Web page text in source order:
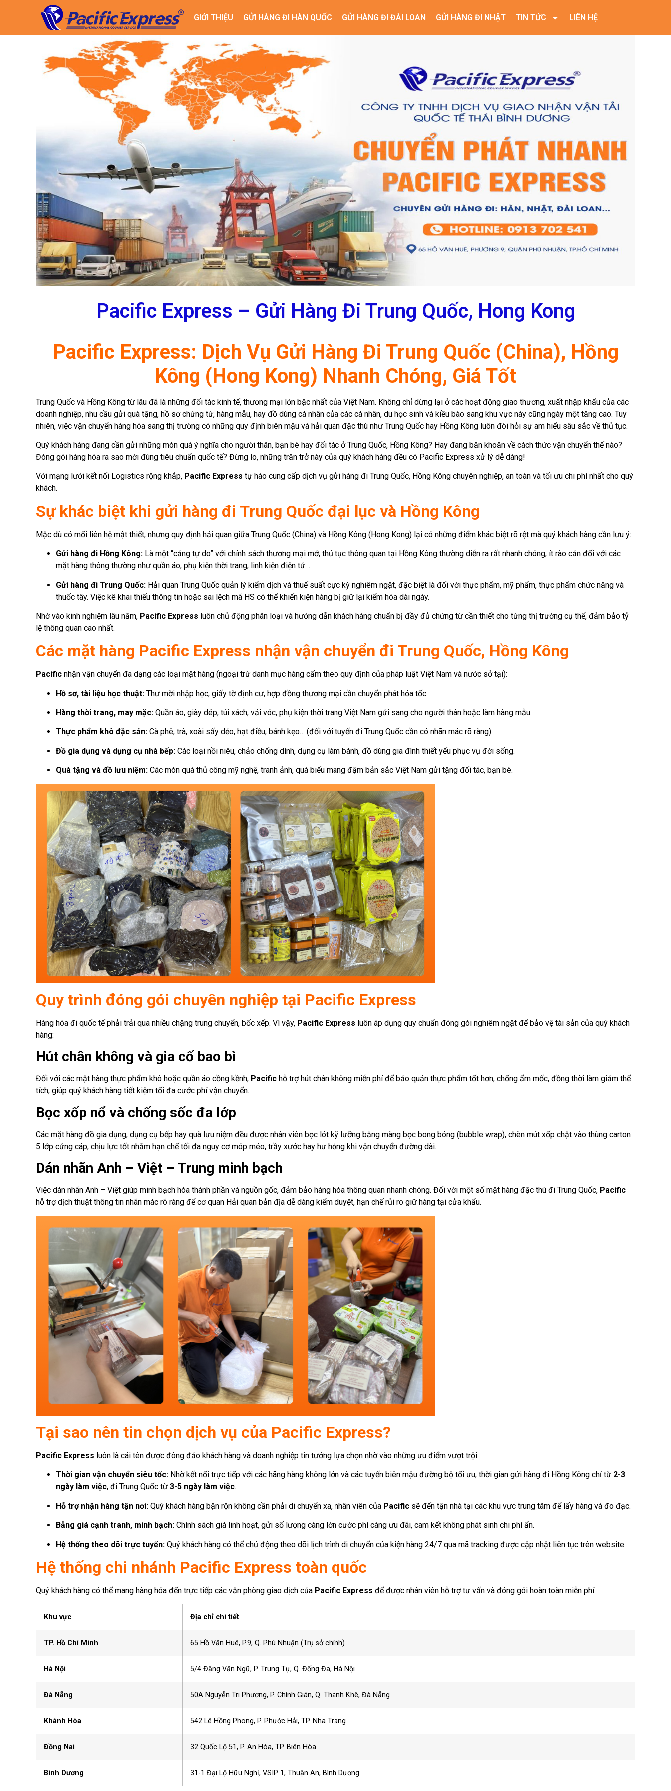
GIỚI THIỆU GỬI HÀNG ĐI HÀN QUỐC GỬI HÀNG ĐI ĐÀI LOAN GỬI HÀNG ĐI NHẬT TIN TỨC LIÊN HỆ
Pacific Express – Gửi Hàng Đi Trung Quốc, Hong Kong
Pacific Express: Dịch Vụ Gửi Hàng Đi Trung Quốc (China), Hồng
Kông (Hong Kong) Nhanh Chóng, Giá Tốt
Trung Quốc và Hồng Kông từ lâu đã là những đối tác kinh tế, thương mại lớn bậc nhất của Việt Nam. Không chỉ dừng lại ở các hoạt động giao thương, xuất nhập khẩu của các
doanh nghiệp, nhu cầu gửi quà tặng, hồ sơ chứng từ, hàng mẫu, hay đồ dùng cá nhân của các cá nhân, du học sinh và kiều bào sang khu vực này cũng ngày một tăng cao. Tuy
nhiên, việc vận chuyển hàng hóa sang thị trường có những quy định biên mậu và hải quan đặc thù như Trung Quốc hay Hồng Kông luôn đòi hỏi sự am hiểu sâu sắc về thủ tục.
Quý khách hàng đang cần gửi những món quà ý nghĩa cho người thân, bạn bè hay đối tác ở Trung Quốc, Hồng Kông? Hay đang băn khoăn về cách thức vận chuyển thế nào?
Đóng gói hàng hóa ra sao mới đúng tiêu chuẩn quốc tế? Đừng lo, những trăn trở này của quý khách hàng đều có Pacific Express xử lý dễ dàng!
Với mạng lưới kết nối Logistics rộng khắp, Pacific Express tự hào cung cấp dịch vụ gửi hàng đi Trung Quốc, Hồng Kông chuyên nghiệp, an toàn và tối ưu chi phí nhất cho quý
khách.
Sự khác biệt khi gửi hàng đi Trung Quốc đại lục và Hồng Kông
Mặc dù có mối liên hệ mật thiết, nhưng quy định hải quan giữa Trung Quốc (China) và Hồng Kông (Hong Kong) lại có những điểm khác biệt rõ rệt mà quý khách hàng cần lưu ý:
Gửi hàng đi Hồng Kông: Là một “cảng tự do” với chính sách thương mại mở, thủ tục thông quan tại Hồng Kông thường diễn ra rất nhanh chóng, ít rào cản đối với các
mặt hàng thông thường như quần áo, phụ kiện thời trang, linh kiện điện tử…
Gửi hàng đi Trung Quốc: Hải quan Trung Quốc quản lý kiểm dịch và thuế suất cực kỳ nghiêm ngặt, đặc biệt là đối với thực phẩm, mỹ phẩm, thực phẩm chức năng và
thuốc tây. Việc kê khai thiếu thông tin hoặc sai lệch mã HS có thể khiến kiện hàng bị giữ lại kiểm hóa dài ngày.
Nhờ vào kinh nghiệm lâu năm, Pacific Express luôn chủ động phân loại và hướng dẫn khách hàng chuẩn bị đầy đủ chứng từ cần thiết cho từng thị trường cụ thể, đảm bảo tỷ
lệ thông quan cao nhất.
Các mặt hàng Pacific Express nhận vận chuyển đi Trung Quốc, Hồng Kông
Pacific nhận vận chuyển đa dạng các loại mặt hàng (ngoại trừ danh mục hàng cấm theo quy định của pháp luật Việt Nam và nước sở tại):
Hồ sơ, tài liệu học thuật: Thư mời nhập học, giấy tờ định cư, hợp đồng thương mại cần chuyển phát hỏa tốc.
Hàng thời trang, may mặc: Quần áo, giày dép, túi xách, vải vóc, phụ kiện thời trang Việt Nam gửi sang cho người thân hoặc làm hàng mẫu.
Thực phẩm khô đặc sản: Cà phê, trà, xoài sấy dẻo, hạt điều, bánh kẹo… (đối với tuyến đi Trung Quốc cần có nhãn mác rõ ràng).
Đồ gia dụng và dụng cụ nhà bếp: Các loại nồi niêu, chảo chống dính, dụng cụ làm bánh, đồ dùng gia đình thiết yếu phục vụ đời sống.
Quà tặng và đồ lưu niệm: Các món quà thủ công mỹ nghệ, tranh ảnh, quà biếu mang đậm bản sắc Việt Nam gửi tặng đối tác, bạn bè.
Quy trình đóng gói chuyên nghiệp tại Pacific Express
Hàng hóa đi quốc tế phải trải qua nhiều chặng trung chuyển, bốc xếp. Vì vậy, Pacific Express luôn áp dụng quy chuẩn đóng gói nghiêm ngặt để bảo vệ tài sản của quý khách
hàng:
Hút chân không và gia cố bao bì
Đối với các mặt hàng thực phẩm khô hoặc quần áo cồng kềnh, Pacific hỗ trợ hút chân không miễn phí để bảo quản thực phẩm tốt hơn, chống ẩm mốc, đồng thời làm giảm thể
tích, giúp quý khách hàng tiết kiệm tối đa cước phí vận chuyển.
Bọc xốp nổ và chống sốc đa lớp
Các mặt hàng đồ gia dụng, dụng cụ bếp hay quà lưu niệm đều được nhân viên bọc lót kỹ lưỡng bằng màng bọc bong bóng (bubble wrap), chèn mút xốp chặt vào thùng carton
5 lớp cứng cáp, chịu lực tốt nhằm hạn chế tối đa nguy cơ móp méo, trầy xước hay hư hỏng khi vận chuyển đường dài.
Dán nhãn Anh – Việt – Trung minh bạch
Việc dán nhãn Anh – Việt giúp minh bạch hóa thành phần và nguồn gốc, đảm bảo hàng hóa thông quan nhanh chóng. Đối với một số mặt hàng đặc thù đi Trung Quốc, Pacific
hỗ trợ dịch thuật thông tin nhãn mác rõ ràng để cơ quan Hải quan bản địa dễ dàng kiểm duyệt, hạn chế rủi ro giữ hàng tại cửa khẩu.
Tại sao nên tin chọn dịch vụ của Pacific Express?
Pacific Express luôn là cái tên được đông đảo khách hàng và doanh nghiệp tin tưởng lựa chọn nhờ vào những ưu điểm vượt trội:
Thời gian vận chuyển siêu tốc: Nhờ kết nối trực tiếp với các hãng hàng không lớn và các tuyến biên mậu đường bộ tối ưu, thời gian gửi hàng đi Hồng Kông chỉ từ 2-3
ngày làm việc, đi Trung Quốc từ 3-5 ngày làm việc.
Hỗ trợ nhận hàng tận nơi: Quý khách hàng bận rộn không cần phải di chuyển xa, nhân viên của Pacific sẽ đến tận nhà tại các khu vực trung tâm để lấy hàng và đo đạc.
Bảng giá cạnh tranh, minh bạch: Chính sách giá linh hoạt, gửi số lượng càng lớn cước phí càng ưu đãi, cam kết không phát sinh chi phí ẩn.
Hệ thống theo dõi trực tuyến: Quý khách hàng có thể chủ động theo dõi lịch trình di chuyển của kiện hàng 24/7 qua mã tracking được cập nhật liên tục trên website.
Hệ thống chi nhánh Pacific Express toàn quốc
Quý khách hàng có thể mang hàng hóa đến trực tiếp các văn phòng giao dịch của Pacific Express để được nhân viên hỗ trợ tư vấn và đóng gói hoàn toàn miễn phí:
Khu vực Địa chỉ chi tiết
TP. Hồ Chí Minh 65 Hồ Văn Huê, P.9, Q. Phú Nhuận (Trụ sở chính)
Hà Nội 5/4 Đặng Văn Ngữ, P. Trung Tự, Q. Đống Đa, Hà Nội
Đà Nẵng 50A Nguyễn Tri Phương, P. Chính Gián, Q. Thanh Khê, Đà Nẵng
Khánh Hòa 542 Lê Hồng Phong, P. Phước Hải, TP. Nha Trang
Đồng Nai 32 Quốc Lộ 51, P. An Hòa, TP. Biên Hòa
Bình Dương 31-1 Đại Lộ Hữu Nghị, VSIP 1, Thuận An, Bình Dương